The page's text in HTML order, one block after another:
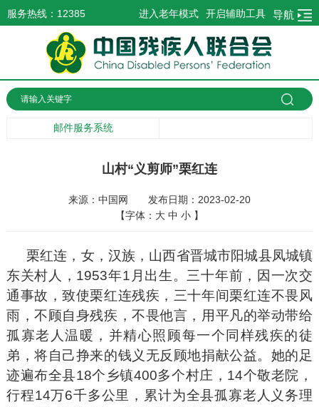
服务热线：12385 导航
开启辅助工具
进入老年模式
邮件服务系统
山村“义剪师”栗红连
来源：中国网
发布日期：2023-02-20
【字体： 大 中 小 】
栗红连，女，汉族，山西省晋城市阳城县凤城镇
东关村人，1953年1月出生。三十年前，因一次交
通事故，致使栗红连残疾，三十年间栗红连不畏风
雨，不顾自身残疾，不畏他言，用平凡的举动带给
孤寡老人温暖，并精心照顾每一个同样残疾的徒
弟，将自己挣来的钱义无反顾地捐献公益。她的足
迹遍布全县18个乡镇400多个村庄，14个敬老院，
行程14万6千多公里，累计为全县孤寡老人义务理